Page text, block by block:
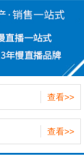
查看>>
查看>>